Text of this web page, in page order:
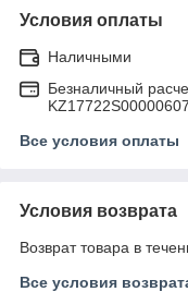
Условия оплаты
Наличными
Безналичный
Все условия оплаты
Условия возврата
Возврат товара в
Все условия